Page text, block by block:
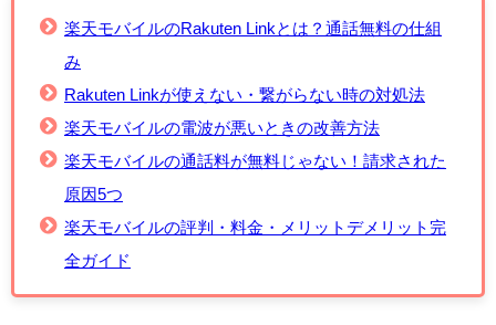
楽天モバイルのRakuten Linkとは？通話無料の仕組
み
Rakuten Linkが使えない・繋がらない時の対処法
楽天モバイルの電波が悪いときの改善方法
楽天モバイルの通話料が無料じゃない！請求された
原因5つ
楽天モバイルの評判・料金・メリットデメリット完
全ガイド